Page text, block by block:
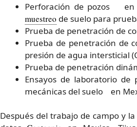
Perforación de pozos en
muestreo de suelo para
Prueba de penetración de
Prueba de penetración de
presión de agua intersticial
Prueba de penetración
Ensayos de laboratorio de
mecánicas del suelo en
Después del trabajo de campo y